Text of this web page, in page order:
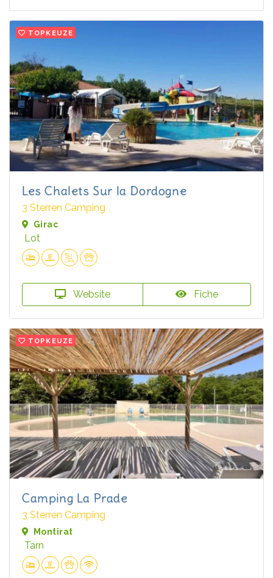
TOPKEUZE
Les Chalets Sur la Dordogne
3 Sterren Camping
Girac
Lot
Website Fiche
TOPKEUZE
Camping La Prade
3 Sterren Camping
Montirat
Tarn